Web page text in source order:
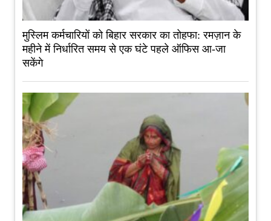
मुस्लिम कर्मचारियों को बिहार सरकार का तोहफा: रमज़ान के
महीने में निर्धारित समय से एक घंटे पहले ऑफिस आ-जा
सकेंगे